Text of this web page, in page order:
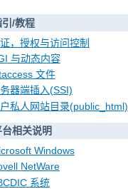
引/教程
，授权与访问控制
与动态内容
文件
器端插入(SSI)
私人网站目录(public_html)
台相关说明
Windows
NetWare
系统